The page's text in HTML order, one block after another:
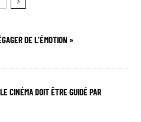
DE L’ÉMOTION »
CINÉMA DOIT ÊTRE GUIDÉ PAR